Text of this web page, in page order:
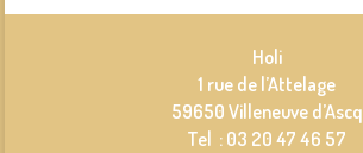
Holi
1 rue de l’Attelage
59650 Villeneuve d’Ascq
Tel : 03 20 47 46 57